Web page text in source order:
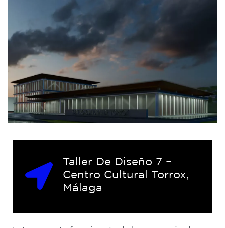
Taller De Diseño 7 –
Centro Cultural Torrox,
Málaga